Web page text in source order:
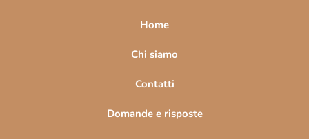
Home
Chi siamo
Contatti
Domande e risposte